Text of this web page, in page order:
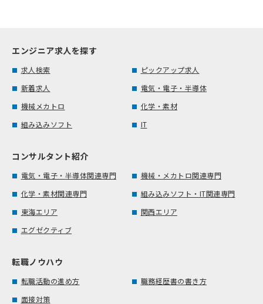
エンジニア求人を探す
求人検索
ピックアップ求人
新着求人
電気・電子・半導体
機械メカトロ
化学・素材
組み込みソフト
IT
コンサルタント紹介
電気・電子・半導体関連専門
機械・メカトロ関連専門
化学・素材関連専門
組み込みソフト・IT関連専門
東海エリア
関西エリア
エグゼクティブ
転職ノウハウ
転職活動の進め方
職務経歴書の書き方
面接対策